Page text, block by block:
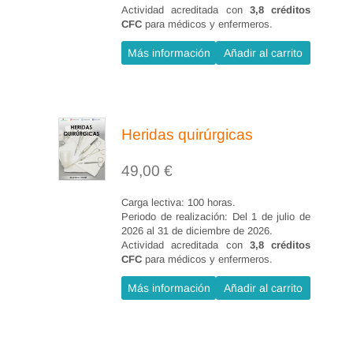
Actividad acreditada con 3,8 créditos
CFC para médicos y enfermeros.
Más información Añadir al carrito
Heridas quirúrgicas
49,00 €
Carga lectiva: 100 horas.
Periodo de realización: Del 1 de julio de
2026 al 31 de diciembre de 2026.
Actividad acreditada con 3,8 créditos
CFC para médicos y enfermeros.
Más información Añadir al carrito